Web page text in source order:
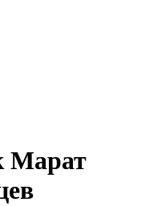
Марат